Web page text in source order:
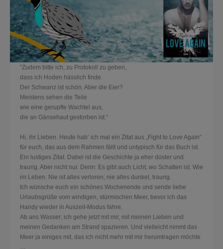
“Zudem bitte ich, zu Protokoll zu geben,
dass ich Hoden hässlich finde.
Der Schwanz ist schön. Aber die Eier?
Meistens sehen die Teile
wie eine gerupfte Wachtel aus,
die an Gänsehaut gestorben ist.“
Hi, ihr Lieben. Heute hab‘ ich mal ein Zitat aus „Fight to Love Again“
für euch, das aus dem Rahmen fällt und untypisch für das Buch ist.
Ein lustiges Zitat. Dabei ist die Geschichte ja eher düster und
traurig. Aber nicht nur. Denn: Es gibt auch Licht, wo Schatten ist. Wie
im Leben. Nie ist alles verloren; nie alles dunkel, traurig.
Ich wünsche euch ein schönes Wochenende und sende liebe
Urlaubsgrüße vom windigen, stürmischen Meer, bevor ich das
Handy wieder in Auszeit-Modus fahre.
Ab ans Wasser; ich gehe jetzt mit mir, mit meinen Lieben und
meinen Gedanken am Strand spazieren. Und vielleicht nimmt das
Meer ja einiges mit, das ich nicht mehr mit mir herumtragen möchte